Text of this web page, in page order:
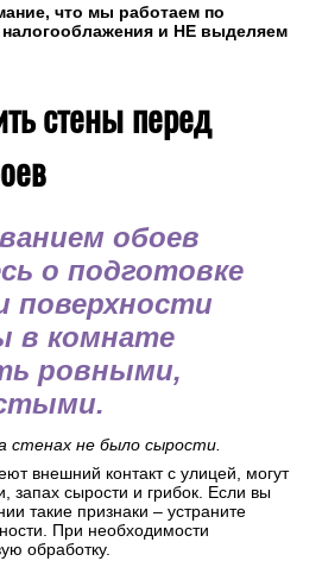
что мы работаем по
и НЕ выделяем
стены перед
обоев
о подготовке
поверхности
в комнате
ровными,
стенах не было сырости.
внешний контакт с улицей, могут
запах сырости и грибок. Если вы
такие признаки – устраните
При необходимости
обработку.